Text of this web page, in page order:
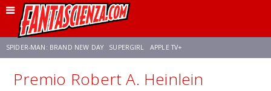
SPIDER-MAN: BRAND NEW DAY SUPERGIRL APPLE TV+
FRANCO RICCIARDIELLO ZENDAYA AVENGERS: DOOMSDAY
Premio Robert A. Heinlein